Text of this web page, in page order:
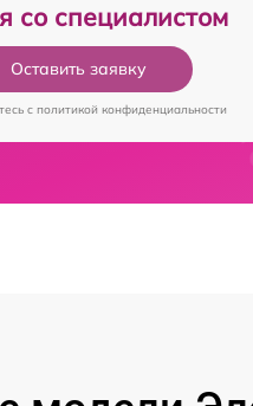
со специалистом
Оставить заявку
c политикой конфиденциальности